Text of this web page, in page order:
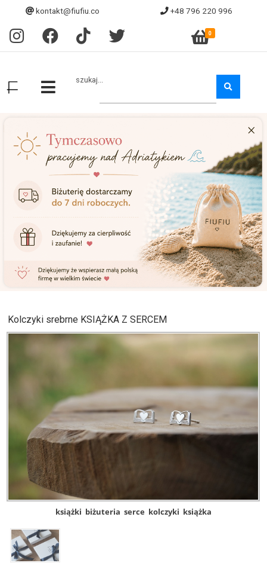
kontakt@fiufiu.co +48 796 220 996
0
szukaj...
Kolczyki srebrne KSIĄŻKA Z SERCEM
książki biżuteria serce kolczyki książka